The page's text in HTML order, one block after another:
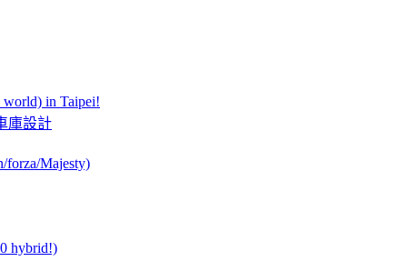
in Taipei!
庫設計
forza/Majesty)
hybrid!)